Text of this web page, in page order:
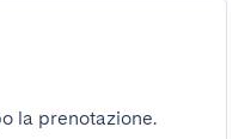
la prenotazione.